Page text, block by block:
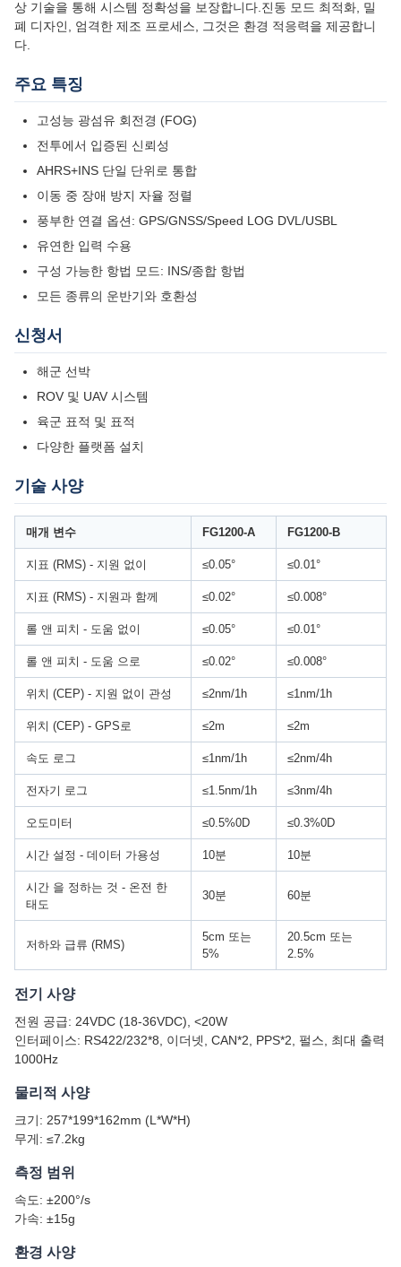
상 기술을 통해 시스템 정확성을 보장합니다.진동 모드 최적화, 밀
폐 디자인, 엄격한 제조 프로세스, 그것은 환경 적응력을 제공합니
다.
주요 특징
고성능 광섬유 회전경 (FOG)
전투에서 입증된 신뢰성
AHRS+INS 단일 단위로 통합
이동 중 장애 방지 자율 정렬
풍부한 연결 옵션: GPS/GNSS/Speed LOG DVL/USBL
유연한 입력 수용
구성 가능한 항법 모드: INS/종합 항법
모든 종류의 운반기와 호환성
신청서
해군 선박
ROV 및 UAV 시스템
육군 표적 및 표적
다양한 플랫폼 설치
기술 사양
매개 변수 FG1200-A FG1200-B
지표 (RMS) - 지원 없이 ≤0.05° ≤0.01°
지표 (RMS) - 지원과 함께 ≤0.02° ≤0.008°
롤 앤 피치 - 도움 없이 ≤0.05° ≤0.01°
롤 앤 피치 - 도움 으로 ≤0.02° ≤0.008°
위치 (CEP) - 지원 없이 관성 ≤2nm/1h ≤1nm/1h
위치 (CEP) - GPS로 ≤2m ≤2m
속도 로그 ≤1nm/1h ≤2nm/4h
전자기 로그 ≤1.5nm/1h ≤3nm/4h
오도미터 ≤0.5%0D ≤0.3%0D
시간 설정 - 데이터 가용성 10분 10분
시간 을 정하는 것 - 온전 한
태도
30분 60분
저하와 급류 (RMS)
5cm 또는
5%
20.5cm 또는
2.5%
전기 사양
전원 공급: 24VDC (18-36VDC), <20W
인터페이스: RS422/232*8, 이더넷, CAN*2, PPS*2, 펄스, 최대 출력
1000Hz
물리적 사양
크기: 257*199*162mm (L*W*H)
무게: ≤7.2kg
측정 범위
속도: ±200°/s
가속: ±15g
환경 사양